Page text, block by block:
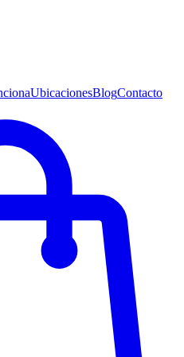
UbicacionesBlogContacto